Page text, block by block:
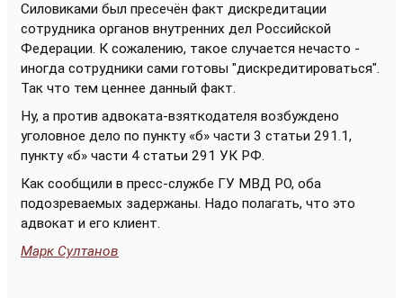
Силовиками был пресечён факт дискредитации
сотрудника органов внутренних дел Российской
Федерации. К сожалению, такое случается нечасто -
иногда сотрудники сами готовы "дискредитироваться".
Так что тем ценнее данный факт.
Ну, а против адвоката-взяткодателя возбуждено
уголовное дело по пункту «б» части 3 статьи 291.1,
пункту «б» части 4 статьи 291 УК РФ.
Как сообщили в пресс-службе ГУ МВД РО, оба
подозреваемых задержаны. Надо полагать, что это
адвокат и его клиент.
Марк Султанов